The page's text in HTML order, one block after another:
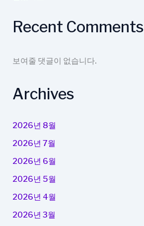
Recent Comments
보여줄 댓글이 없습니다.
Archives
2026년 8월
2026년 7월
2026년 6월
2026년 5월
2026년 4월
2026년 3월